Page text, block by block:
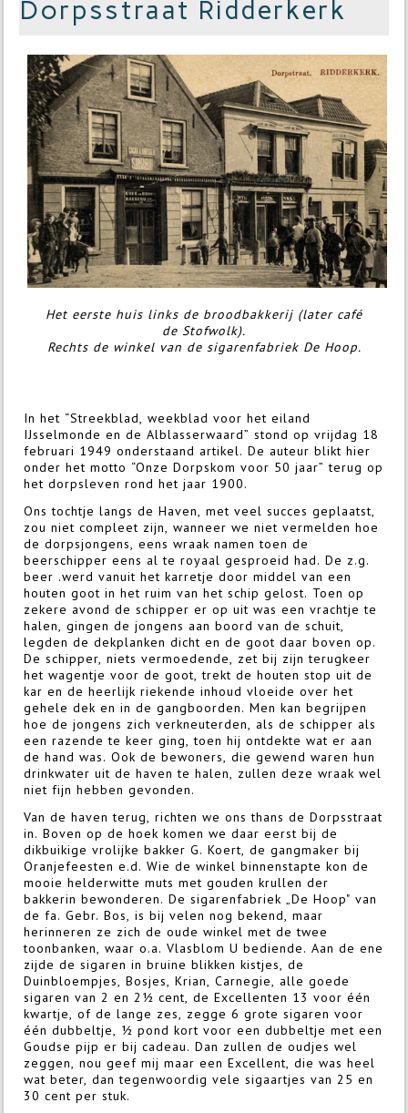
Dorpsstraat Ridderkerk
Het eerste huis links de broodbakkerij (later café
de Stofwolk).
Rechts de winkel van de sigarenfabriek De Hoop.
In het “Streekblad, weekblad voor het eiland
IJsselmonde en de Alblasserwaard” stond op vrijdag 18
februari 1949 onderstaand artikel. De auteur blikt hier
onder het motto “Onze Dorpskom voor 50 jaar” terug op
het dorpsleven rond het jaar 1900.
Ons tochtje langs de Haven, met veel succes geplaatst,
zou niet compleet zijn, wanneer we niet vermelden hoe
de dorpsjongens, eens wraak namen toen de
beerschipper eens al te royaal gesproeid had. De z.g.
beer .werd vanuit het karretje door middel van een
houten goot in het ruim van het schip gelost. Toen op
zekere avond de schipper er op uit was een vrachtje te
halen, gingen de jongens aan boord van de schuit,
legden de dekplanken dicht en de goot daar boven op.
De schipper, niets vermoedende, zet bij zijn terugkeer
het wagentje voor de goot, trekt de houten stop uit de
kar en de heerlijk riekende inhoud vloeide over het
gehele dek en in de gangboorden. Men kan begrijpen
hoe de jongens zich verkneuterden, als de schipper als
een razende te keer ging, toen hij ontdekte wat er aan
de hand was. Ook de bewoners, die gewend waren hun
drinkwater uit de haven te halen, zullen deze wraak wel
niet fijn hebben gevonden.
Van de haven terug, richten we ons thans de Dorpsstraat
in. Boven op de hoek komen we daar eerst bij de
dikbuikige vrolijke bakker G. Koert, de gangmaker bij
Oranjefeesten e.d. Wie de winkel binnenstapte kon de
mooie helderwitte muts met gouden krullen der
bakkerin bewonderen. De sigarenfabriek „De Hoop" van
de fa. Gebr. Bos, is bij velen nog bekend, maar
herinneren ze zich de oude winkel met de twee
toonbanken, waar o.a. Vlasblom U bediende. Aan de ene
zijde de sigaren in bruine blikken kistjes, de
Duinbloempjes, Bosjes, Krian, Carnegie, alle goede
sigaren van 2 en 2½ cent, de Excellenten 13 voor één
kwartje, of de lange zes, zegge 6 grote sigaren voor
één dubbeltje, ½ pond kort voor een dubbeltje met een
Goudse pijp er bij cadeau. Dan zullen de oudjes wel
zeggen, nou geef mij maar een Excellent, die was heel
wat beter, dan tegenwoordig vele sigaartjes van 25 en
30 cent per stuk.